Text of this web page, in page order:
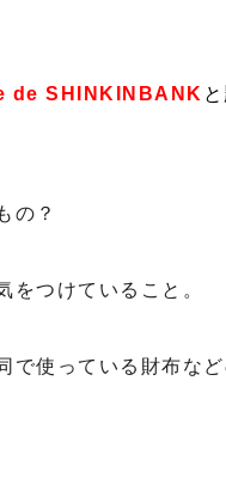
de SHINKINBANK
の？
をつけていること。
で使っている財布な